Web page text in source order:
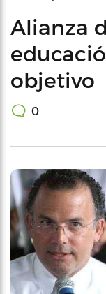
Alianza
objetivo
0